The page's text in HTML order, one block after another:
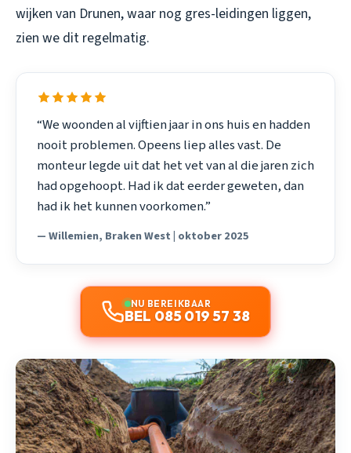
wijken van Drunen, waar nog gres-leidingen liggen,
zien we dit regelmatig.
“We woonden al vijftien jaar in ons huis en hadden
nooit problemen. Opeens liep alles vast. De
monteur legde uit dat het vet van al die jaren zich
had opgehoopt. Had ik dat eerder geweten, dan
had ik het kunnen voorkomen.”
— Willemien, Braken West | oktober 2025
NU BEREIKBAAR
BEL 085 019 57 38